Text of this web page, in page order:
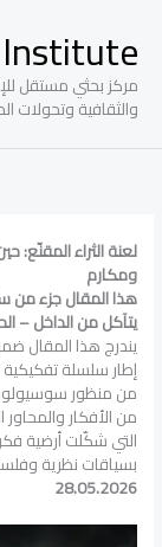
المحتوى
مركز بحثي مستقل
والثقافية وتحولات
لعنة الثراء المقنّع:
ومكارم
هذا المقال جزء من
يتآكل من الداخل –
إطار سلسلة تفكيكية
من منظور
من الأفكار
التي شكّلت أرضية
بسياقات نظرية
28.05.2026